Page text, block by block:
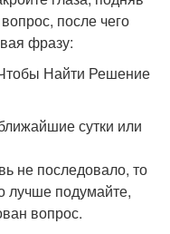
после чего
фразу:
Найти Решение
сутки или
не последовало, то
лучше подумайте,
вопрос.